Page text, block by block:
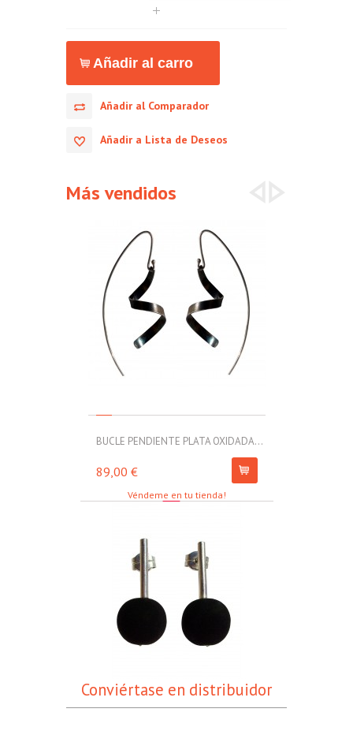
Añadir al Comparador
Añadir a Lista de Deseos
Más vendidos
BUCLE PENDIENTE PLATA OXIDADA...
89,00 €
Véndeme en tu tienda!
Conviértase en distribuidor